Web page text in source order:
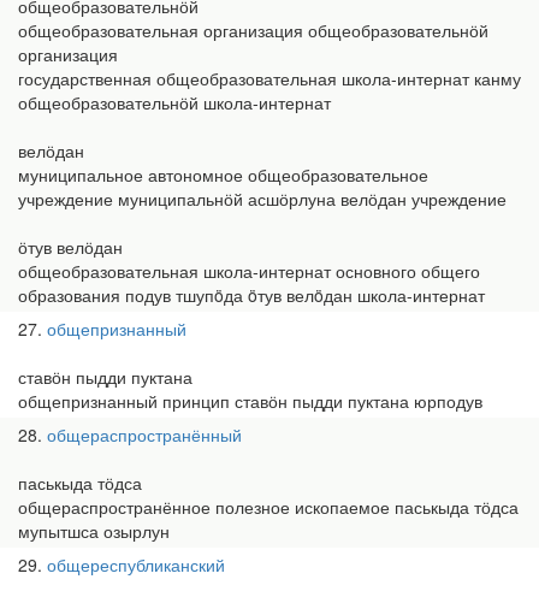
общеобразовательнӧй
общеобразовательная организация общеобразовательнӧй
организация
государственная общеобразовательная школа-интернат канму
общеобразовательнӧй школа-интернат
велӧдан
муниципальное автономное общеобразовательное
учреждение муниципальнӧй асшӧрлуна велӧдан учреждение
ӧтув велӧдан
общеобразовательная школа-интернат основного общего
образования подув тшупöда öтув велöдан школа-интернат
27 общепризнанный
ставӧн пыдди пуктана
общепризнанный принцип ставӧн пыдди пуктана юрподув
28 общераспространённый
паськыда тӧдса
общераспространённое полезное ископаемое паськыда тӧдса
мупытшса озырлун
29 общереспубликанский